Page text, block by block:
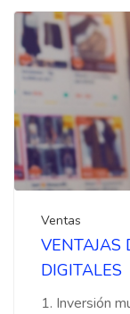
Ventas
VENTAJAS
DIGITALES
1. Inversión